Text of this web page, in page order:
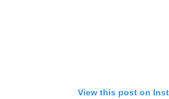
View this post on